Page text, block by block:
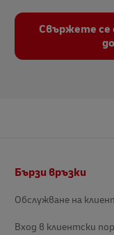
Свържете се
поле
Бързи връзки
Обслужване на
Вход в клиентски